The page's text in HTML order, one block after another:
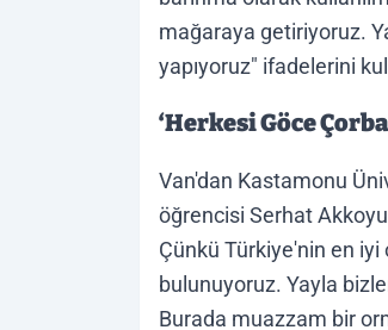
mağaraya getiriyoruz.
yapıyoruz" ifadelerini
‘Herkesi Göce
Van'dan Kastamonu
öğrencisi Serhat
Çünkü Türkiye'nin en iyi
bulunuyoruz. Yayla
Burada muazzam bir